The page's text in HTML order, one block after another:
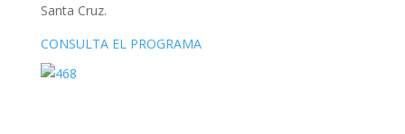
Santa Cruz.
CONSULTA EL PROGRAMA